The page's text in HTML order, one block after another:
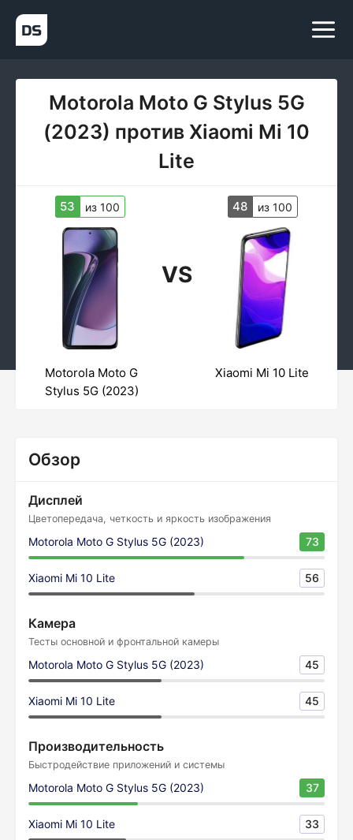
Motorola Moto G Stylus 5G
(2023) против Xiaomi Mi 10
Lite
53 из 100
VS
48 из 100
Motorola Moto G
Stylus 5G (2023)
Xiaomi Mi 10 Lite
Обзор
Дисплей
Цветопередача, четкость и яркость изображения
Motorola Moto G Stylus 5G (2023) 73
Xiaomi Mi 10 Lite 56
Камера
Тесты основной и фронтальной камеры
Motorola Moto G Stylus 5G (2023) 45
Xiaomi Mi 10 Lite 45
Производительность
Быстродействие приложений и системы
Motorola Moto G Stylus 5G (2023) 37
Xiaomi Mi 10 Lite 33